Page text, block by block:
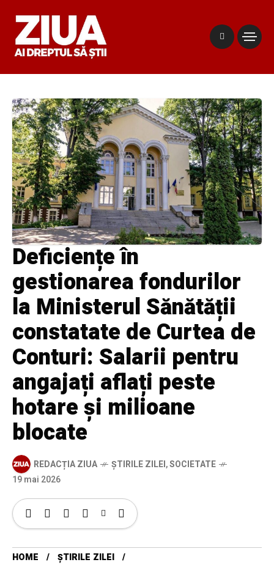
Deficiențe în
gestionarea fondurilor
la Ministerul Sănătății
constatate de Curtea de
Conturi: Salarii pentru
angajați aflați peste
hotare și milioane
blocate
REDACȚIA ZIUA ȘTIRILE ZILEI,SOCIETATE
19 mai 2026
HOME
ȘTIRILE ZILEI